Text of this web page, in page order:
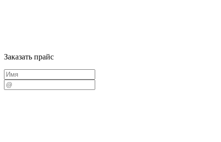
Заказать прайс